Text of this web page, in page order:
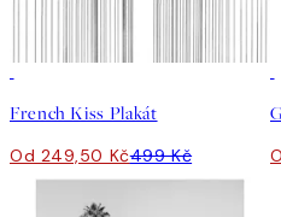
French Kiss Plakát
Od 249,50 Kč499 Kč